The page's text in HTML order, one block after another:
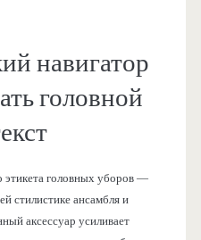
навигатор
головной
этикета головных уборов —
стилистике ансамбля и
аксессуар усиливает